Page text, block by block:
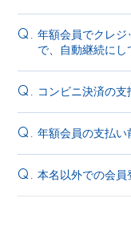
Q. 年額会員でクレ
で、自動継続にし
Q. コンビニ決済の支
Q. 年額会員の支払い
Q. 本名以外での会員